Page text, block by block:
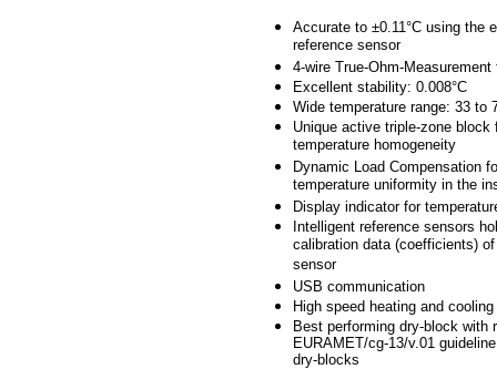
Accurate to ±0.11°C using the
reference sensor
4-wire True-Ohm-Measurement
Excellent stability: 0.008°C
Wide temperature range: 33 to
Unique active triple-zone block
temperature homogeneity
Dynamic Load Compensation
temperature uniformity in the
Display indicator for
Intelligent reference sensors
calibration data (coefficients)
sensor
USB communication
High speed heating and
Best performing dry-block with
EURAMET/cg-13/v.01
dry-blocks